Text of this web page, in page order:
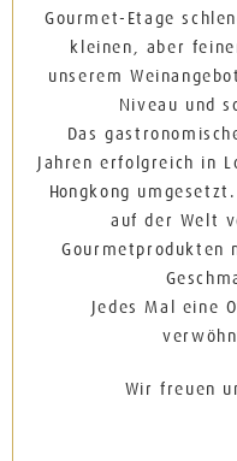
Gourmet-Etage
kleinen, aber
unserem
Niveau und
Das
Jahren erfolgreich in
Hongkong
auf der Welt
Gourmetprodukten
Jedes Mal eine
Wir freuen